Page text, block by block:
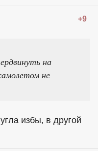
+9
на
не
избы, в другой